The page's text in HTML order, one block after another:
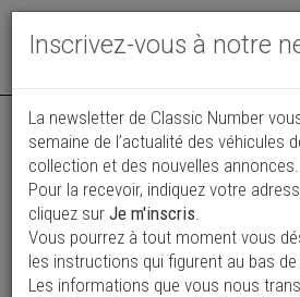
Vos annonces
plus de 4 millions de
Inscrivez-vous à notre
La newsletter de Classic Number
semaine de l’actualité des véhicules
collection et des nouvelles annonces.
Pour la recevoir, indiquez votre
cliquez sur Je m'inscris.
Vous pourrez à tout moment vous
les instructions qui figurent au bas
Les informations que vous nous